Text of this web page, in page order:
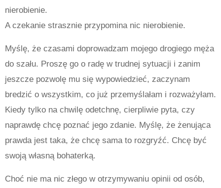
nierobienie.
A czekanie strasznie przypomina nic nierobienie.
Myślę, że czasami doprowadzam mojego drogiego męża
do szału. Proszę go o radę w trudnej sytuacji i zanim
jeszcze pozwolę mu się wypowiedzieć, zaczynam
bredzić o wszystkim, co już przemyślałam i rozważyłam.
Kiedy tylko na chwilę odetchnę, cierpliwie pyta, czy
naprawdę chcę poznać jego zdanie. Myślę, że żenująca
prawda jest taka, że chcę sama to rozgryźć. Chcę być
swoją własną bohaterką.
Choć nie ma nic złego w otrzymywaniu opinii od osób,